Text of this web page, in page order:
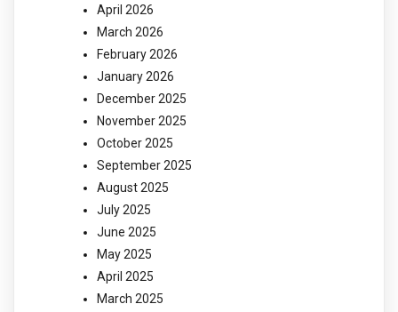
April 2026
March 2026
February 2026
January 2026
December 2025
November 2025
October 2025
September 2025
August 2025
July 2025
June 2025
May 2025
April 2025
March 2025